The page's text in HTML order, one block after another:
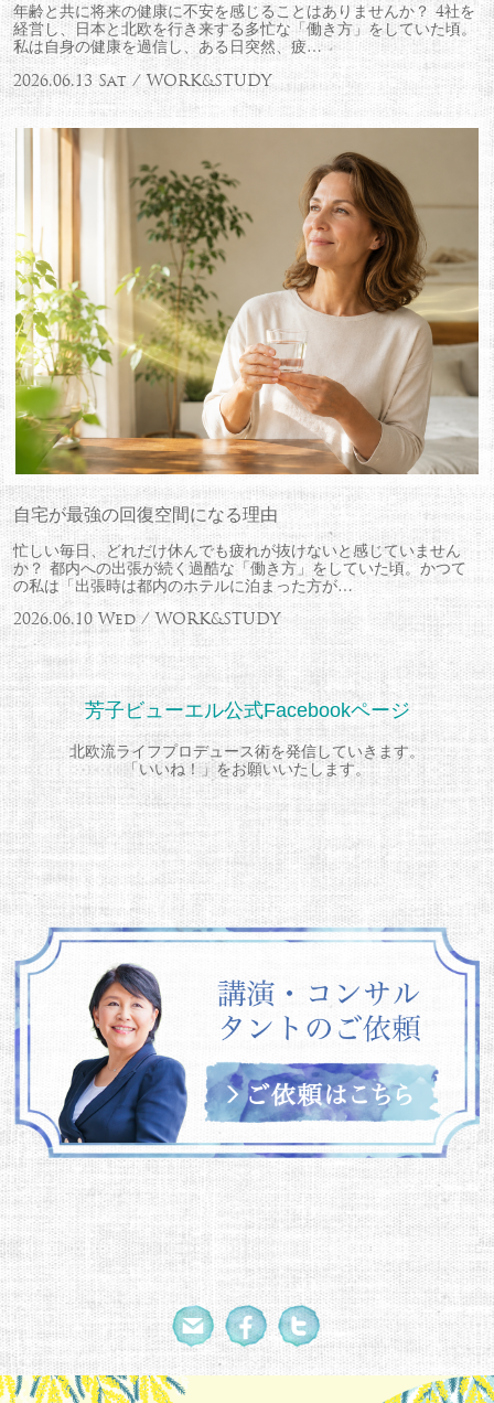
年齢と共に将来の健康に不安を感じることはありませんか？ 4社を
経営し、日本と北欧を行き来する多忙な「働き方」をしていた頃。
私は自身の健康を過信し、ある日突然、疲…
2026.06.13 Sat / WORK&STUDY
自宅が最強の回復空間になる理由
忙しい毎日、どれだけ休んでも疲れが抜けないと感じていません
か？ 都内への出張が続く過酷な「働き方」をしていた頃。かつて
の私は「出張時は都内のホテルに泊まった方が…
2026.06.10 Wed / WORK&STUDY
芳子ビューエル公式Facebookページ
北欧流ライフプロデュース術を発信していきます。
「いいね！」をお願いいたします。